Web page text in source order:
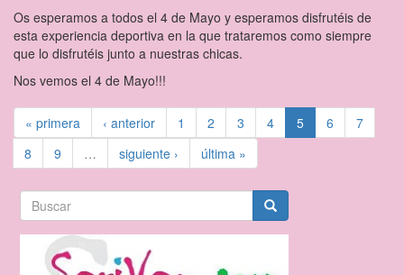
Os esperamos a todos el 4 de Mayo y esperamos disfrutéis de
esta experiencia deportiva en la que trataremos como siempre
que lo disfrutéis junto a nuestras chicas.
Nos vemos el 4 de Mayo!!!
« primera ‹ anterior 1 2 3 4 5 6
7
8
9 … siguiente › última »
Formulario
de
búsqueda
Buscar